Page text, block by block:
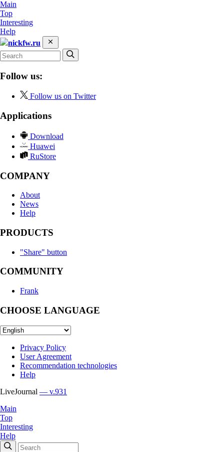
Main
Top
Interesting
Help
nickfw.ru
Follow us:
Follow us on Twitter
Applications
Download
Huawei
RuStore
COMPANY
About
News
Help
PRODUCTS
"Share" button
COMMUNITY
Frank
CHOOSE LANGUAGE
Privacy Policy
User Agreement
Recommendation technologies
Help
LiveJournal — v.931
Main
Top
Interesting
Help